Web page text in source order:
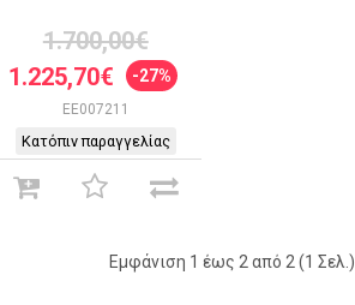
1.700,00€
1.225,70€
-27%
EE007211
Κατόπιν παραγγελίας
Εμφάνιση 1 έως 2 από 2 (1 Σελ.)